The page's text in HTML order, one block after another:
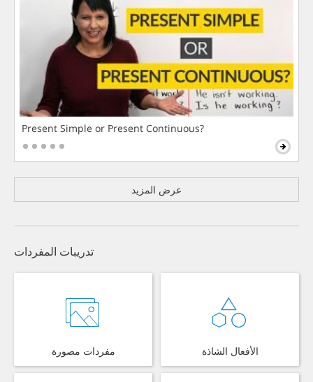
Present Simple or Present Continuous?
عرض المزيد
تدريبات المفردات
مفردات مصورة الأفعال الشاذة